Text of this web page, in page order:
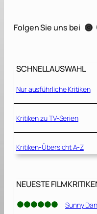
n
2
]
Folgen Sie uns bei Instagram
SCHNELLAUSWAHL
Nur ausführliche Kritiken
Kritiken zu TV-Serien
Kritiken-Übersicht A-Z
NEUESTE
Sunny